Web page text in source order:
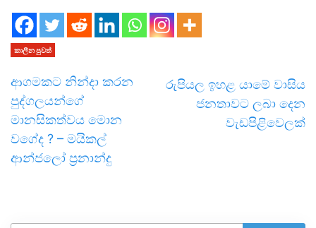
කාලීන පුවත්
ආගමකට නින්දා කරන
පුද්ගලයන්ගේ
මානසිකත්වය මොන
වගේද ? – මයිකල්
ආන්ජලෝ ප්‍රනාන්දු
රුපියල ඉහළ යාමේ වාසිය
ජනතාවට ලබා දෙන
වැඩපිළිවෙලක්